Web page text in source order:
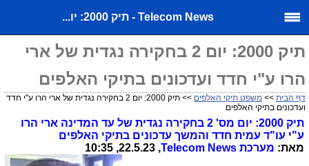
Telecom News - תיק 2000: יו...
תיק 2000: יום 2 בחקירה נגדית של ארי
הרו ע"י חדד ועדכונים בתיקי האלפים
דף הבית >> משפט תיקי האלפים
>> תיק 2000: יום 2 בחקירה נגדית של ארי הרו ע"י חדד
ועדכונים בתיקי האלפים
תיק 2000: יום מס' 2 בחקירה נגדית של עד המדינה ארי הרו
ע"י עו"ד עמית חדד והמשך עדכונים בתיקי האלפים
מאת: מערכת Telecom News
, 22.5.23, 10:35